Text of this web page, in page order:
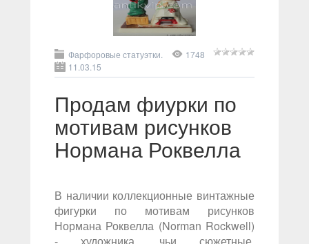
Фарфоровые статуэтки.
1748
11.03.15
Продам фиурки по
мотивам рисунков
Нормана Роквелла
В наличии коллекционные винтажные
фигурки по мотивам рисунков
Нормана Роквелла (Norman Rockwell)